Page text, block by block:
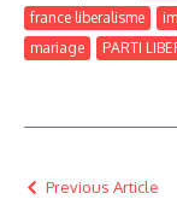
france liberalisme
mariage
PARTI
Previous Article